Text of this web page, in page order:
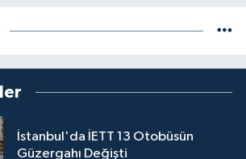
İstanbul'da İETT 13 Otobüsün
Güzergahı Değişti